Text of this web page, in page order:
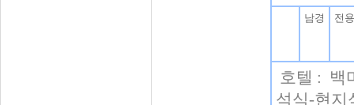
남경 전
호텔 : 백
석식-현지